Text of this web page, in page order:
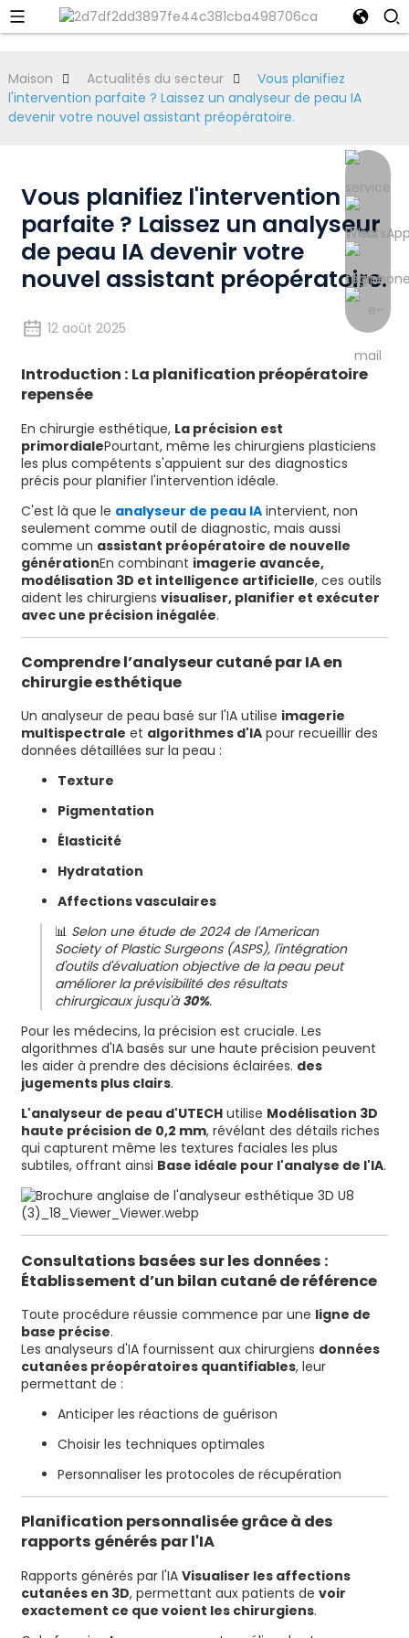
Maison Actualités du secteur
Vous planifiez
l'intervention parfaite ? Laissez un analyseur de peau IA
devenir votre nouvel assistant préopératoire.
Vous planifiez l'intervention
parfaite ? Laissez un analyseur
de peau IA devenir votre
nouvel assistant préopératoire.
12 août 2025
Introduction : La planification préopératoire
repensée
En chirurgie esthétique, La précision est
primordialePourtant, même les chirurgiens plasticiens
les plus compétents s'appuient sur des diagnostics
précis pour planifier l'intervention idéale.
C'est là que le analyseur de peau IAintervient, non
seulement comme outil de diagnostic, mais aussi
comme un assistant préopératoire de nouvelle
générationEn combinant imagerie avancée,
modélisation 3D et intelligence artificielle, ces outils
aident les chirurgiens visualiser, planifier et exécuter
avec une précision inégalée.
Comprendre l’analyseur cutané par IA en
chirurgie esthétique
Un analyseur de peau basé sur l'IA utilise imagerie
multispectrale et algorithmes d'IApour recueillir des
données détaillées sur la peau :
Texture
Pigmentation
Élasticité
Hydratation
Affections vasculaires
📊 Selon une étude de 2024 de l'American
Society of Plastic Surgeons (ASPS), l'intégration
d'outils d'évaluation objective de la peau peut
améliorer la prévisibilité des résultats
chirurgicaux jusqu'à30%.
Pour les médecins, la précision est cruciale. Les
algorithmes d'IA basés sur une haute précision peuvent
les aider à prendre des décisions éclairées. des
jugements plus clairs.
L'analyseur de peau d'UTECHutilise Modélisation 3D
haute précision de 0,2 mm, révélant des détails riches
qui capturent même les textures faciales les plus
subtiles, offrant ainsi Base idéale pour l'analyse de l'IA.
Consultations basées sur les données :
Établissement d’un bilan cutané de référence
Toute procédure réussie commence par une ligne de
base précise.
Les analyseurs d'IA fournissent aux chirurgiens données
cutanées préopératoires quantifiables, leur
permettant de :
Anticiper les réactions de guérison
Choisir les techniques optimales
Personnaliser les protocoles de récupération
Planification personnalisée grâce à des
rapports générés par l'IA
Rapports générés par l'IA Visualiser les affections
cutanées en 3D, permettant aux patients de voir
exactement ce que voient les chirurgiens.